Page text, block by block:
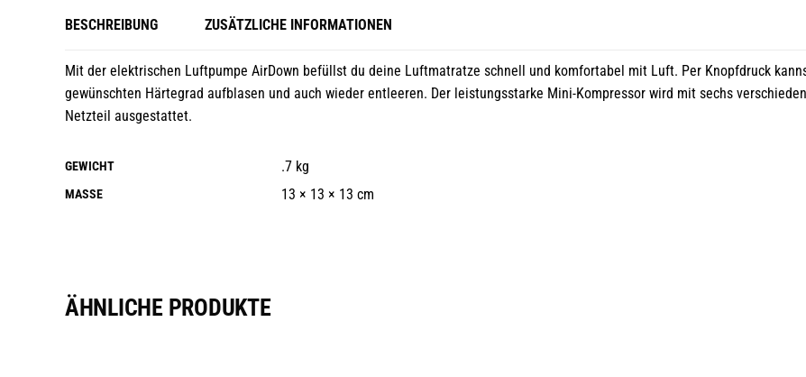
BESCHREIBUNG ZUSÄTZLICHE INFORMATIONEN
Mit der elektrischen Luftpumpe AirDown befüllst du deine Luftmatratze schnell und komfortabel mit Luft. Per Knopfdruck
gewünschten Härtegrad aufblasen und auch wieder entleeren. Der leistungsstarke Mini-Kompressor wird mit sechs
Netzteil ausgestattet.
GEWICHT .7 kg
MASSE 13 × 13 × 13 cm
ÄHNLICHE PRODUKTE